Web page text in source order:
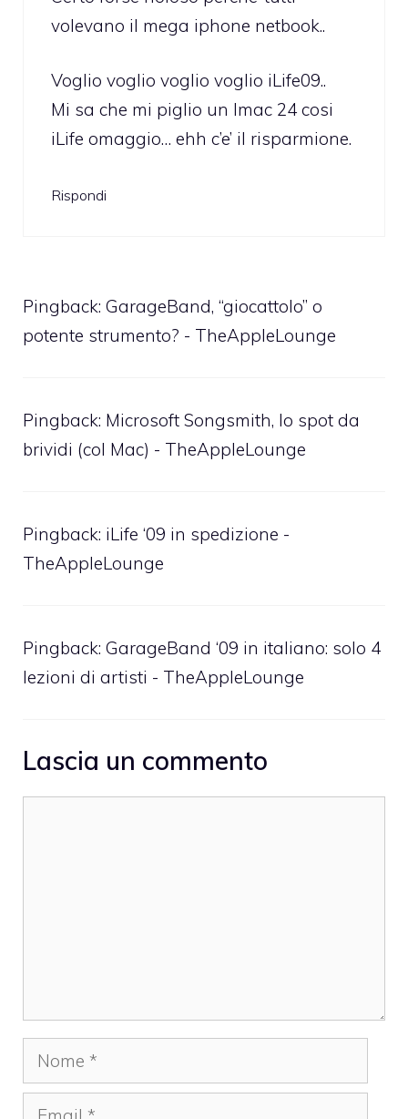
volevano il mega iphone netbook..
Voglio voglio voglio voglio iLife09..
Mi sa che mi piglio un Imac 24 cosi
iLife omaggio… ehh c’e’ il risparmione.
Rispondi
Pingback: GarageBand, “giocattolo” o
potente strumento? - TheAppleLounge
Pingback: Microsoft Songsmith, lo spot da
brividi (col Mac) - TheAppleLounge
Pingback: iLife ‘09 in spedizione -
TheAppleLounge
Pingback: GarageBand ‘09 in italiano: solo 4
lezioni di artisti - TheAppleLounge
Lascia un commento
Nome
Email